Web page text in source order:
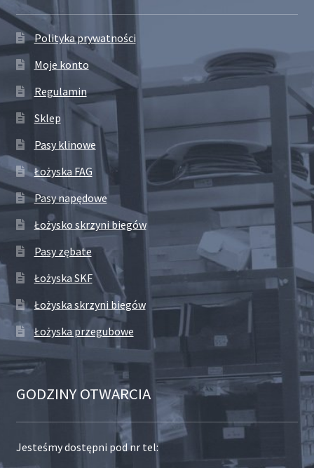
Polityka prywatności
Moje konto
Regulamin
Sklep
Pasy klinowe
Łożyska FAG
Pasy napędowe
Łożysko skrzyni biegów
Pasy zębate
Łożyska SKF
Łożyska skrzyni biegów
Łożyska przegubowe
GODZINY OTWARCIA
Jesteśmy dostępni pod nr tel: